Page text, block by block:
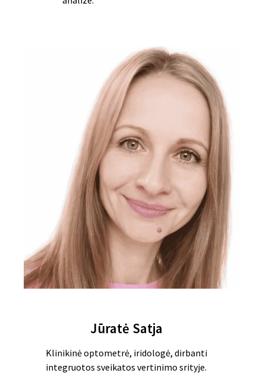
Jūratė Satja
Klinikinė optometrė, iridologė, dirbanti
integruotos sveikatos vertinimo srityje.